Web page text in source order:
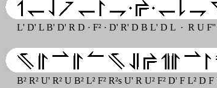
L' D' L B' D' R D · F² · D' R' D B L' D L · R U F''
B² R² U' R² U B² L² F² R²s U' R U² F² D' F L² D